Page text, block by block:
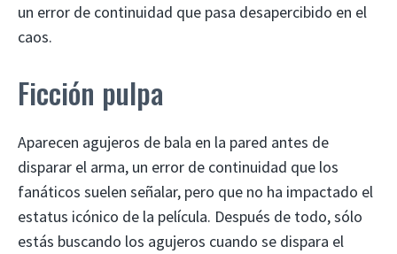
un error de continuidad que pasa desapercibido en el
caos.
Ficción pulpa
Aparecen agujeros de bala en la pared antes de
disparar el arma, un error de continuidad que los
fanáticos suelen señalar, pero que no ha impactado el
estatus icónico de la película. Después de todo, sólo
estás buscando los agujeros cuando se dispara el